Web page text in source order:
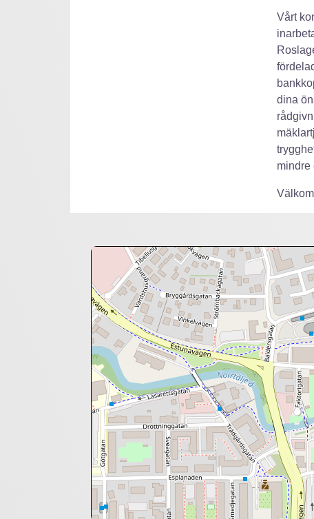
Vårt
dina
mindre